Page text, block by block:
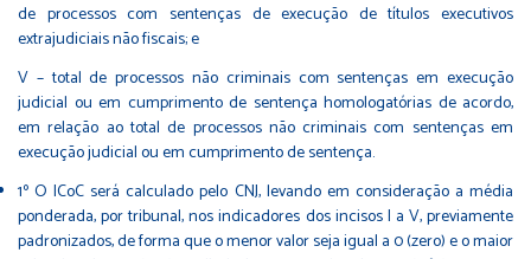
de processos com sentenças de execução de títulos executivos
extrajudiciais não fiscais; e
V – total de processos não criminais com sentenças em execução
judicial ou em cumprimento de sentença homologatórias de acordo,
em relação ao total de processos não criminais com sentenças em
execução judicial ou em cumprimento de sentença.
1º O ICoC será calculado pelo CNJ, levando em consideração a média
ponderada, por tribunal, nos indicadores dos incisos I a V, previamente
padronizados, de forma que o menor valor seja igual a 0 (zero) e o maior